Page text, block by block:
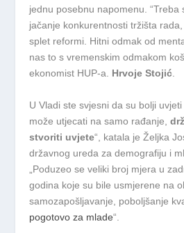
jednu posebnu napomenu. “Treba
jačanje konkurentnosti tržišta
splet reformi. Hitni odmak od
nas to s vremenskim odmakom
ekonomist HUP-a. Hrvoje Stojić
U Vladi ste svjesni da su bolji
može utjecati na samo rađanje,
stvoriti uvjete“, katala je Željka
državnog ureda za demografiju i
„Poduzeo se veliki broj mjera u
godina koje su bile usmjerene na
samozapošljavanje, poboljšanje
pogotovo za mlade“.